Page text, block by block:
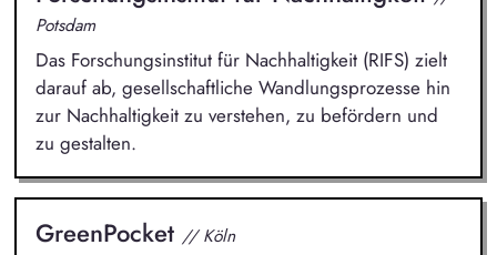
Potsdam
Das Forschungsinstitut für Nachhaltigkeit (RIFS) zielt
darauf ab, gesellschaftliche Wandlungsprozesse hin
zur Nachhaltigkeit zu verstehen, zu befördern und
zu gestalten.
GreenPocket // Köln